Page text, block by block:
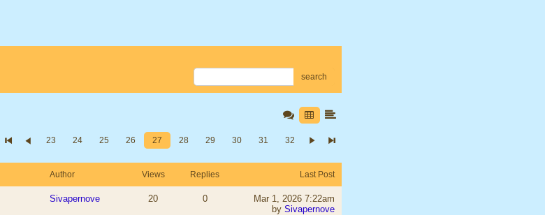
search
23 24 25 26 27 28 29 30 31 32
Author Views Replies Last Post
Sivapernove 20 0
Mar 1, 2026 7:22am
by Sivapernove